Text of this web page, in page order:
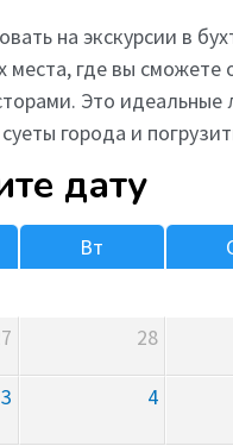
на экскурсии в
места, где вы сможете
Это
города и
дату
Вт
28
3 4